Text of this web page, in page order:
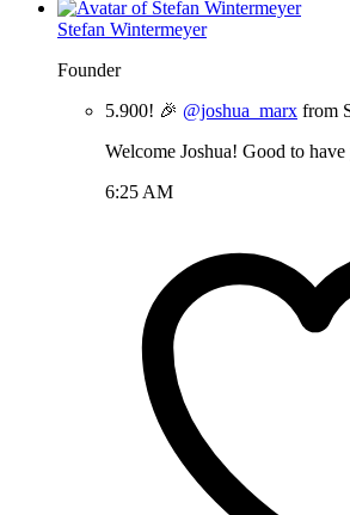
Stefan Wintermeyer
Founder
5.900! 🎉 @joshua_marx from
Welcome Joshua! Good to
6:25 AM